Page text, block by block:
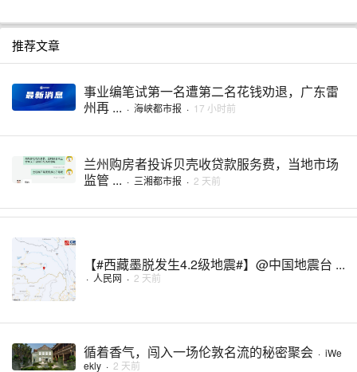
推荐文章
事业编笔试第一名遭第二名花钱劝退，广东雷
州再 ... · 海峡都市报 · 17 小时前
兰州购房者投诉贝壳收贷款服务费，当地市场
监管 ... · 三湘都市报 · 2 天前
【#西藏墨脱发生4.2级地震#】@中国地震台 ...
· 人民网 · 2 天前
循着香气，闯入一场伦敦名流的秘密聚会 · iWe
ekly · 2 天前